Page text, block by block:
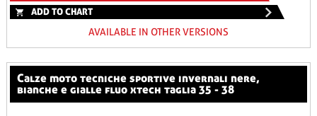
ADD TO CHART
AVAILABLE IN OTHER VERSIONS
calze moto tecniche sportive invernali nere,
bianche e gialle fluo xtech taglia 35 - 38